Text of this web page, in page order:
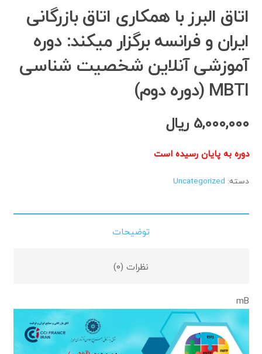
اتاق البرز با همکاری اتاق بازرگانی
ایران و فرانسه برگزار میکند: دوره
آموزشی آنلاین شخصیت شناسی
MBTI (دوره دوم)
5,000,000 ریال
دوره به پایان رسیده است
دسته: Uncategorized
توضیحات
نظرات (0)
mB